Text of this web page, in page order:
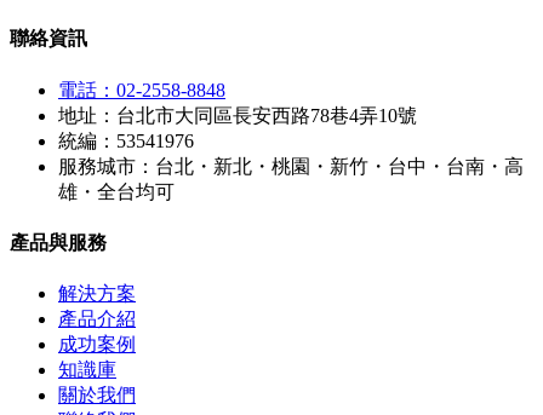
聯絡資訊
電話：02-2558-8848
地址：台北市大同區長安西路78巷4弄10號
統編：53541976
服務城市：台北・新北・桃園・新竹・台中・台南・高
雄・全台均可
產品與服務
解決方案
產品介紹
成功案例
知識庫
關於我們